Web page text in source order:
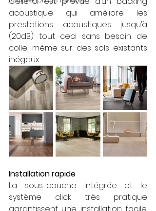
acoustique qui améliore les
prestations acoustiques jusqu’à
(20dB) tout ceci sans besoin de
colle, même sur des sols existants
inégaux.
Installation rapide
La sous-couche intégrée et le
système click très pratique